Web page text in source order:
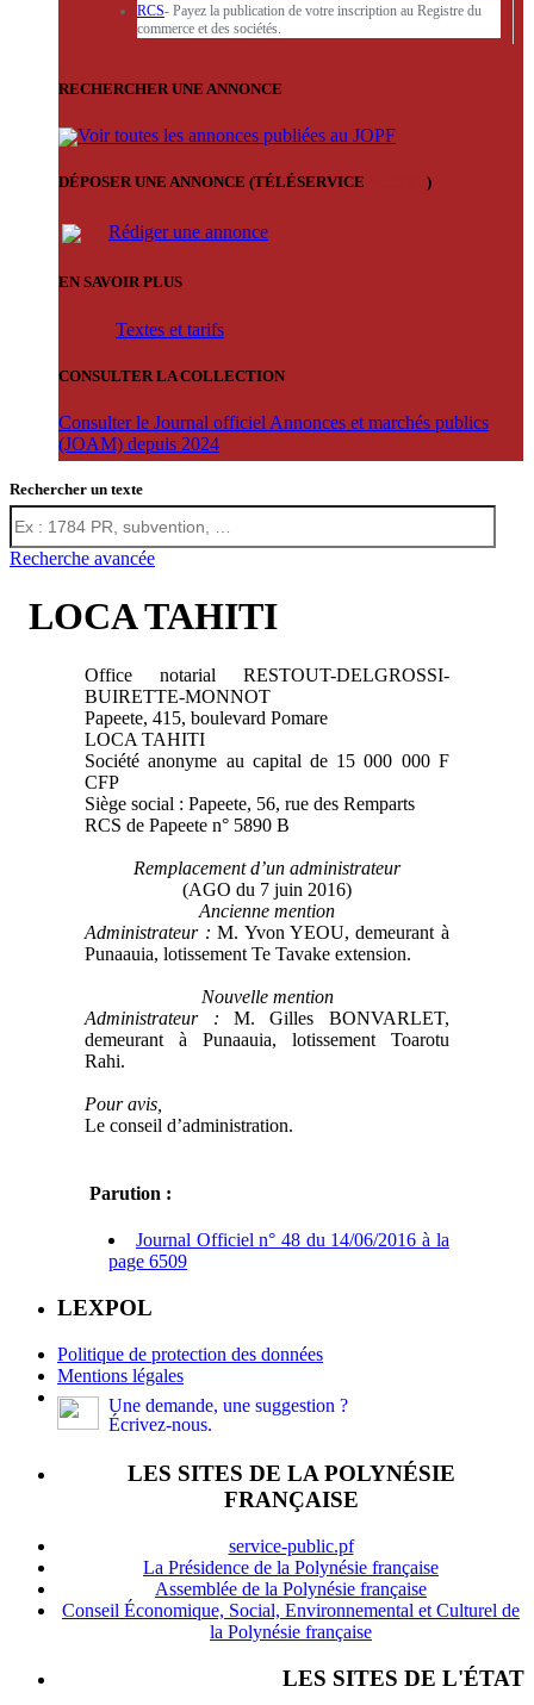
RCS- Payez la publication de votre inscription au Registre du
commerce et des sociétés.
RECHERCHER UNE ANNONCE
Voir toutes les annonces publiées au JOPF
DÉPOSER UNE ANNONCE (TÉLÉSERVICE )
Rédiger une annonce
EN SAVOIR PLUS
Textes et tarifs
CONSULTER LA COLLECTION
Consulter le Journal officiel Annonces et marchés publics
(JOAM) depuis 2024
Rechercher un texte
Recherche avancée
LOCA TAHITI
Office notarial RESTOUT-DELGROSSI-
BUIRETTE-MONNOT
Papeete, 415, boulevard Pomare
LOCA TAHITI
Société anonyme au capital de 15 000 000 F
CFP
Siège social : Papeete, 56, rue des Remparts
RCS de Papeete n° 5890 B
Remplacement d’un administrateur
(AGO du 7 juin 2016)
Ancienne mention
Administrateur : M. Yvon YEOU, demeurant à
Punaauia, lotissement Te Tavake extension.
Nouvelle mention
Administrateur : M. Gilles BONVARLET,
demeurant à Punaauia, lotissement Toarotu
Rahi.
Pour avis,
Le conseil d’administration.
Parution :
Journal Officiel n° 48 du 14/06/2016 à la
page 6509
LEXPOL
Politique de protection des données
Mentions légales
Une demande, une suggestion ?
Écrivez-nous.
LES SITES DE LA POLYNÉSIE
FRANÇAISE
service-public.pf
La Présidence de la Polynésie française
Assemblée de la Polynésie française
Conseil Économique, Social, Environnemental et Culturel de
la Polynésie française
LES SITES DE L'ÉTAT